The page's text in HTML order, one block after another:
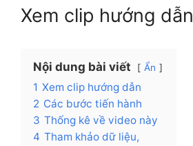
Xem clip hướng dẫn
Nội dung bài viết Ẩn
1 Xem clip hướng dẫn
2 Các bước tiến hành
3 Thống kê về video này
4 Tham khảo dữ liệu,